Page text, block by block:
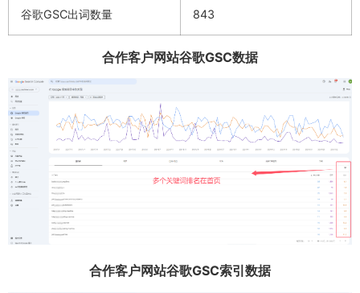
谷歌GSC出词数量 843
合作客户网站谷歌GSC数据
合作客户网站谷歌GSC索引数据